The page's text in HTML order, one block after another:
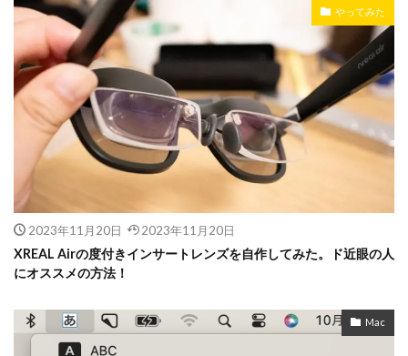
やってみた
2023年11月20日 2023年11月20日
XREAL Airの度付きインサートレンズを自作してみた。ド近眼の人
にオススメの方法！
Mac